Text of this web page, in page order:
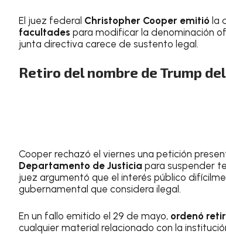
El juez federal Christopher Cooper emitió la
facultades para modificar la denominación
junta directiva carece de sustento legal.
Retiro del nombre de Trump
Cooper rechazó el viernes una petición
Departamento de Justicia para suspender
juez argumentó que el interés público
gubernamental que considera ilegal.
En un fallo emitido el 29 de mayo, ordenó
cualquier material relacionado con la